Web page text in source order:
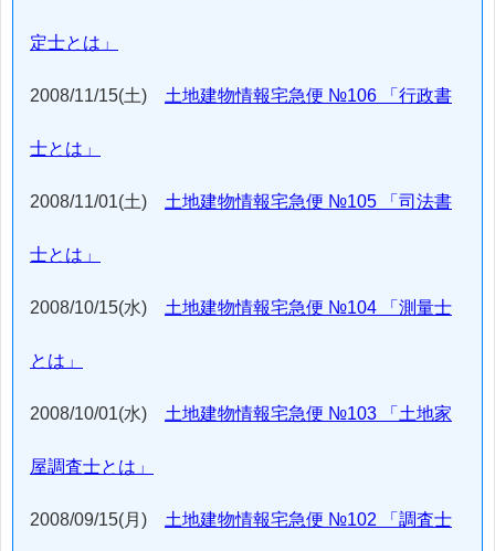
定士とは」
2008/11/15(土) 土地建物情報宅急便 №106 「行政書
士とは」
2008/11/01(土) 土地建物情報宅急便 №105 「司法書
士とは」
2008/10/15(水) 土地建物情報宅急便 №104 「測量士
とは」
2008/10/01(水) 土地建物情報宅急便 №103 「土地家
屋調査士とは」
2008/09/15(月) 土地建物情報宅急便 №102 「調査士